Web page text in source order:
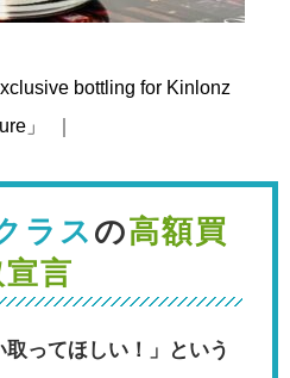
bottling for Kinlonz
」
ラス の高額買
言
取ってほしい！」という